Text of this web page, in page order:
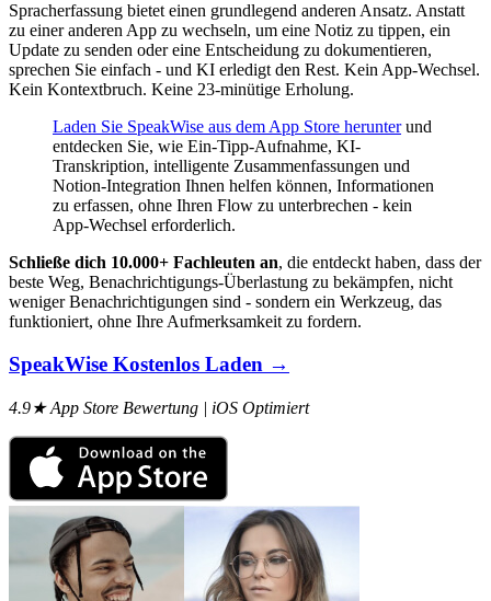
Spracherfassung bietet einen grundlegend anderen Ansatz. Anstatt
zu einer anderen App zu wechseln, um eine Notiz zu tippen, ein
Update zu senden oder eine Entscheidung zu dokumentieren,
sprechen Sie einfach - und KI erledigt den Rest. Kein App-Wechsel.
Kein Kontextbruch. Keine 23-minütige Erholung.
Laden Sie SpeakWise aus dem App Store herunterund
entdecken Sie, wie Ein-Tipp-Aufnahme, KI-
Transkription, intelligente Zusammenfassungen und
Notion-Integration Ihnen helfen können, Informationen
zu erfassen, ohne Ihren Flow zu unterbrechen - kein
App-Wechsel erforderlich.
Schließe dich 10.000+ Fachleuten an, die entdeckt haben, dass der
beste Weg, Benachrichtigungs-Überlastung zu bekämpfen, nicht
weniger Benachrichtigungen sind - sondern ein Werkzeug, das
funktioniert, ohne Ihre Aufmerksamkeit zu fordern.
SpeakWise Kostenlos Laden →
4.9★ App Store Bewertung | iOS Optimiert